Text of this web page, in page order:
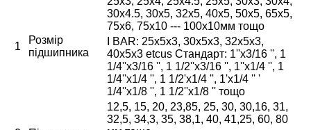
1
Розмір
підшипника
30x4.5, 30x5, 32x5, 40x5, 50x5, 65x5,
75x6, 75x10 --- 100x10мм тощо
I BAR: 25x5x3, 30x5x3, 32x5x3,
40x5x3 etcus Стандарт: 1''x3/16 '', 1
1/4''x3/16 '', 1 1/2''x3/16 '', 1''x1/4 '', 1
1/4''x1/4 '', 1 1/2'x1/4 '', 1'x1/4 '' '
1/4''x1/8 '', 1 1/2''x1/8 '' тощо
12,5, 15, 20, 23,85, 25, 30, 30,16, 31,
32,5, 34,3, 35, 38,1, 40, 41,25, 60, 80